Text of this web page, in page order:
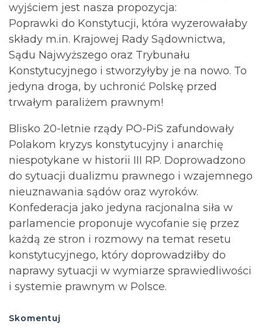
wyjściem jest nasza propozycja:
Poprawki do Konstytucji, która wyzerowałaby
składy m.in. Krajowej Rady Sądownictwa,
Sądu Najwyższego oraz Trybunału
Konstytucyjnego i stworzyłyby je na nowo. To
jedyna droga, by uchronić Polskę przed
trwałym paraliżem prawnym!
Blisko 20-letnie rządy PO-PiS zafundowały
Polakom kryzys konstytucyjny i anarchię
niespotykane w historii III RP. Doprowadzono
do sytuacji dualizmu prawnego i wzajemnego
nieuznawania sądów oraz wyroków.
Konfederacja jako jedyna racjonalna siła w
parlamencie proponuje wycofanie się przez
każdą ze stron i rozmowy na temat resetu
konstytucyjnego, który doprowadziłby do
naprawy sytuacji w wymiarze sprawiedliwości
i systemie prawnym w Polsce.
Skomentuj